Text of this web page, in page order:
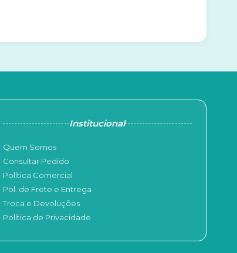
Institucional
Quem Somos
Consultar Pedido
Política Comercial
Pol. de Frete e Entrega
Troca e Devoluções
Política de Privacidade